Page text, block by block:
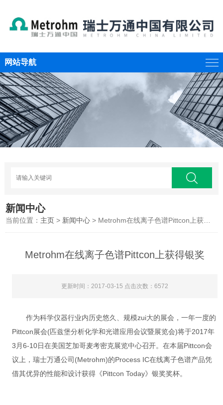
网站导航
新闻中心
当前位置： 主页 > 新闻中心 > Metrohm在线离子色谱Pittcon上获得银奖
Metrohm在线离子色谱Pittcon上获得银奖
更新时间：2017-03-15 点击次数：6572
作为科学仪器行业内历史悠久、规模zui大的展会，一年一度的
Pittcon展会(匹兹堡分析化学和光谱应用会议暨展览会)将于2017年
3月6-10日在美国芝加哥麦考密克展览中心召开。在本届Pittcon会
议上，瑞士万通公司(Metrohm)的Process IC在线离子色谱产品凭
借其优异的性能和设计获得《Pittcon Today》银奖奖杯。